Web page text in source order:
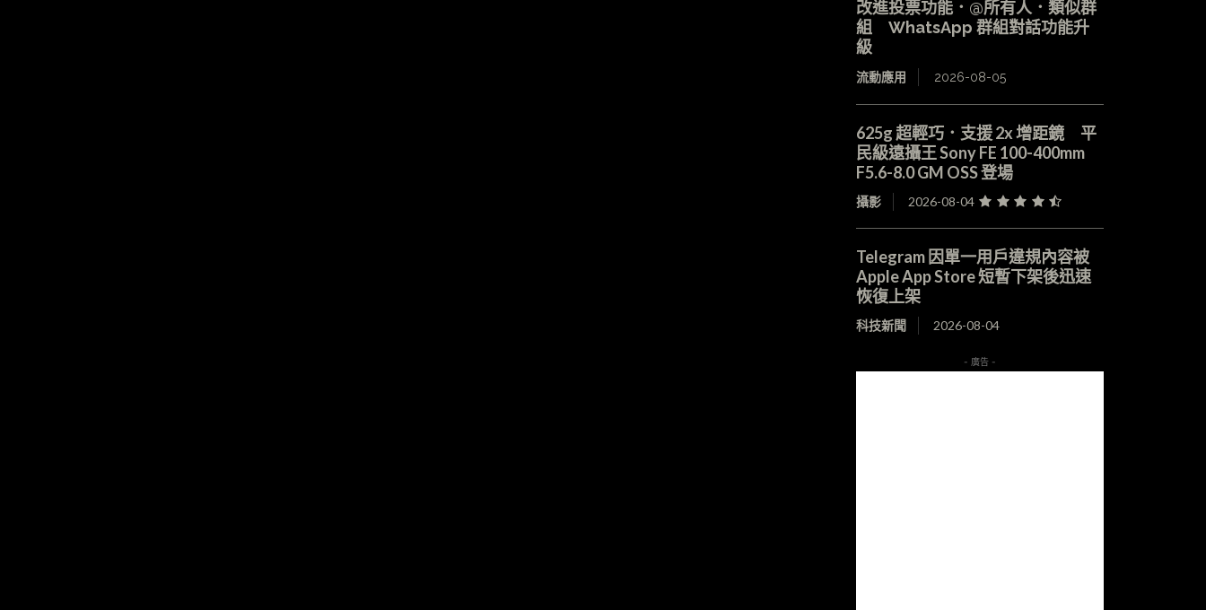
改進投票功能．@所有人．類似群
組 WhatsApp 群組對話功能升
級
流動應用 2026-08-05
625g 超輕巧．支援 2x 增距鏡 平
民級遠攝王 Sony FE 100-400mm
F5.6-8.0 GM OSS 登場
攝影 2026-08-04
Telegram 因單一用戶違規內容被
Apple App Store 短暫下架後迅速
恢復上架
科技新聞 2026-08-04
- 廣告 -